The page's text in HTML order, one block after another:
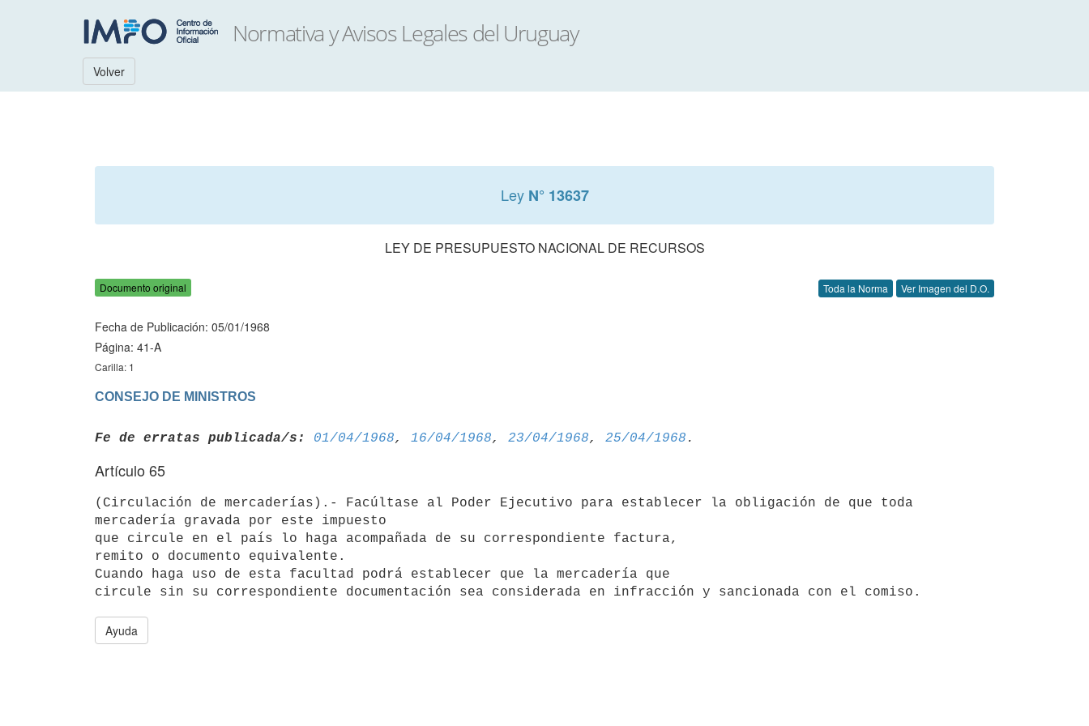
Volver
Ley N° 13637
LEY DE PRESUPUESTO NACIONAL DE RECURSOS
Documento original Toda la Norma Ver Imagen del D.O.
Fecha de Publicación: 05/01/1968
Página: 41-A
Carilla: 1
CONSEJO DE MINISTROS
Fe de erratas publicada/s: 01/04/1968, 16/04/1968, 23/04/1968, 25/04/1968
Artículo 65
(Circulación de mercaderías).- Facúltase al Poder Ejecutivo para establecer la obligación de que toda
mercadería gravada por este impuesto
que circule en el país lo haga acompañada de su correspondiente factura,
remito o documento equivalente.
Cuando haga uso de esta facultad podrá establecer que la mercadería que
Ayuda